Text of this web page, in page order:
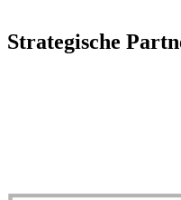
Strategische